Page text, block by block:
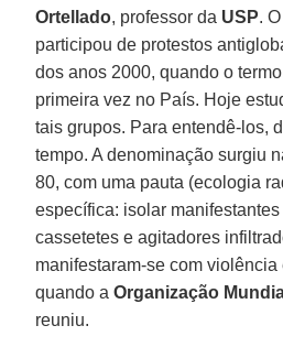
Ortellado, professor da USP.
participou de protestos
dos anos 2000, quando o
primeira vez no País. Hoje
tais grupos. Para entendê-los,
tempo. A denominação surgiu
80, com uma pauta (ecologia
específica: isolar
cassetetes e agitadores
manifestaram-se com violência
quando aOrganização
reuniu.